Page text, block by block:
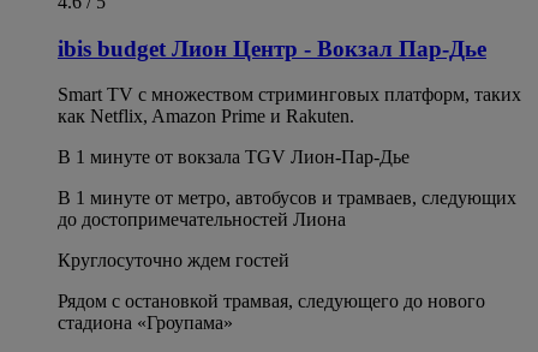
ibis budget Лион Центр - Вокзал Пар-Дье
Smart TV с множеством стриминговых платформ, таких
как Netflix, Amazon Prime и Rakuten.
В 1 минуте от вокзала TGV Лион-Пар-Дье
В 1 минуте от метро, автобусов и трамваев, следующих
до достопримечательностей Лиона
Круглосуточно ждем гостей
Рядом с остановкой трамвая, следующего до нового
стадиона «Гроупама»